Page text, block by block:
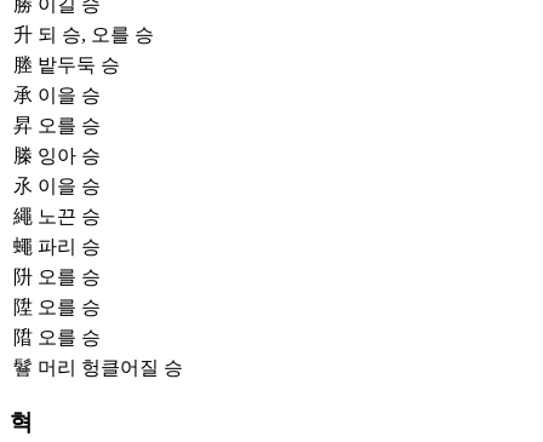
升 되 승, 오를 승
塍 밭두둑 승
承 이을 승
昇 오를 승
榺 잉아 승
氶 이을 승
繩 노끈 승
蠅 파리 승
阩 오를 승
陞 오를 승
陹 오를 승
鬙 머리 헝클어질 승
혁